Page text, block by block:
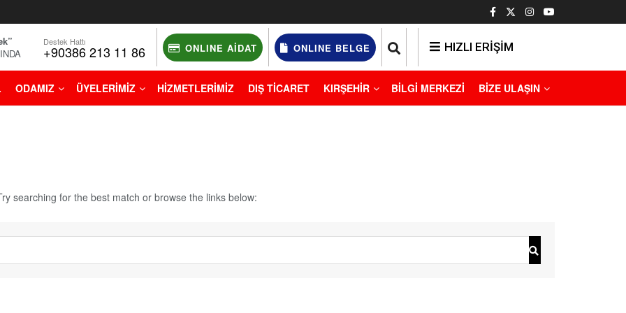
Destek Hattı
+90386 213 11 86 ONLINE AIDAT ONLINE BELGE HIZLI ERİŞİM
ODAMIZ ÜYELERİMİZ HİZMETLERİMİZ DIŞ TİCARET KIRŞEHİR BİLGİ MERKEZİ BİZE ULAŞIN
searching for the best match or browse the links below: